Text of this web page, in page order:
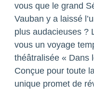
vous que le grand
Vauban y a laissé
plus audacieuses ?
vous un voyage
théâtralisée « Dans
Conçue pour toute
unique promet de